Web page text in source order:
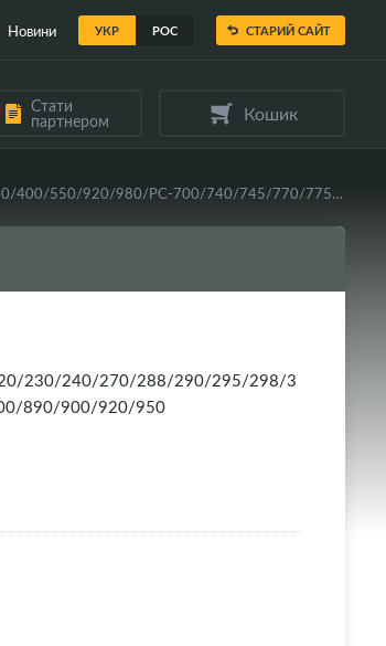
УКР РОС
Новини СТАРИЙ САЙТ
Стати
партнером Кошик
Вал магнітний в зборі CHI Canon E16/FC-200/108/208/128/220/230/240/270/288/290/295/298/300/310/330/400/550/920/980/PC-700/740/745/770/775/800/890/900/920/950
220/230/240/270/288/290/295/298/3
890/900/920/950